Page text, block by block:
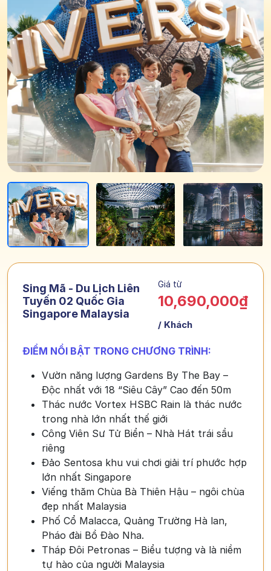
Sing Mã - Du Lịch Liên
Tuyến 02 Quốc Gia
Singapore Malaysia
Giá từ
10,690,000₫
/ Khách
ĐIỂM NỔI BẬT TRONG CHƯƠNG TRÌNH:
Vườn năng lượng Gardens By The Bay –
Độc nhất với 18 “Siêu Cây” Cao đến 50m
Thác nước Vortex HSBC Rain là thác nước
trong nhà lớn nhất thế giới
Công Viên Sư Tử Biển – Nhà Hát trái sầu
riêng
Đảo Sentosa khu vui chơi giải trí phước hợp
lớn nhất Singapore
Viếng thăm Chùa Bà Thiên Hậu – ngôi chùa
đẹp nhất Malaysia
Phố Cổ Malacca, Quảng Trường Hà lan,
Pháo đài Bồ Đào Nha.
Tháp Đôi Petronas – Biểu tượng và là niềm
tự hào của người Malaysia